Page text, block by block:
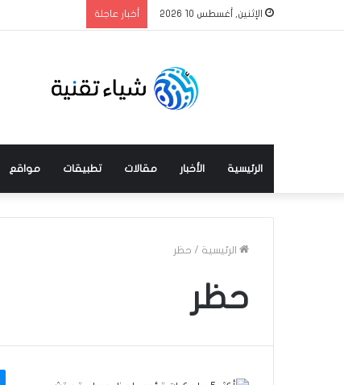
الإثنين, أغسطس 10 2026 أخبار عاجلة
الرئيسية الأخبار مقالات تطبيقات مواقع
الرئيسية / حظر
حظر